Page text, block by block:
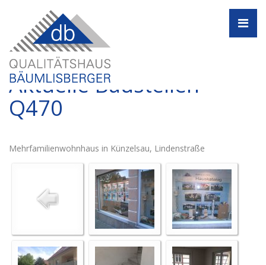
Aktuelle Baustellen -
Q470
Mehrfamilienwohnhaus in Künzelsau, Lindenstraße